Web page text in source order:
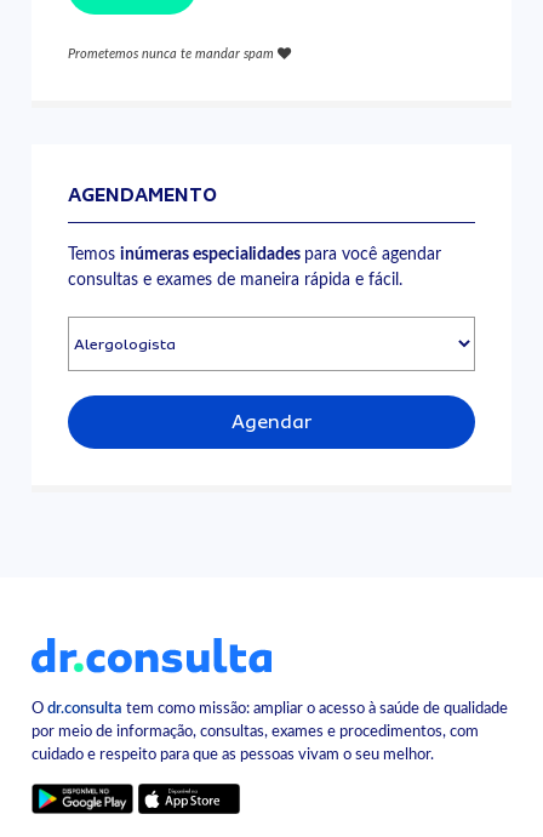
Prometemos nunca te mandar spam
AGENDAMENTO
Temosinúmeras especialidades para você agendar
consultas e exames de maneira rápida e fácil.
Agendar
Odr.consulta tem como missão: ampliar o acesso à saúde de qualidade
por meio de informação, consultas, exames e procedimentos, com
cuidado e respeito para que as pessoas vivam o seu melhor.